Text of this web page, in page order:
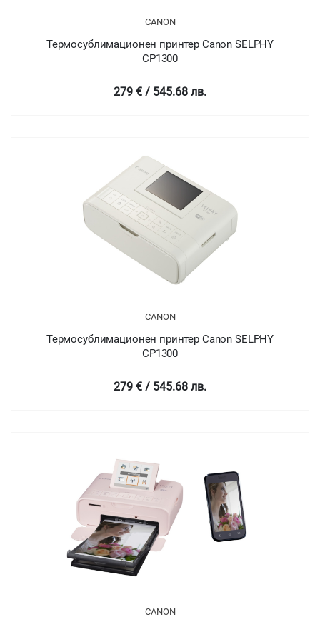
CANON
Термосублимационен принтер Canon SELPHY
CP1300
279 € / 545.68 лв.
CANON
Термосублимационен принтер Canon SELPHY
CP1300
279 € / 545.68 лв.
CANON